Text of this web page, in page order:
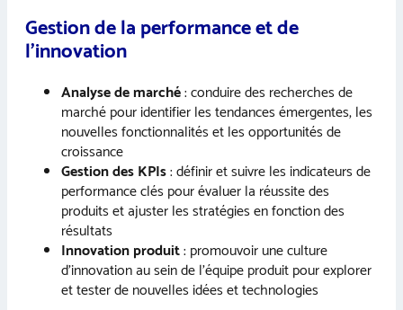
Gestion de la performance et de
l’innovation
Analyse de marché: conduire des recherches de
marché pour identifier les tendances émergentes, les
nouvelles fonctionnalités et les opportunités de
croissance
Gestion des KPIs: définir et suivre les indicateurs de
performance clés pour évaluer la réussite des
produits et ajuster les stratégies en fonction des
résultats
Innovation produit: promouvoir une culture
d’innovation au sein de l’équipe produit pour explorer
et tester de nouvelles idées et technologies